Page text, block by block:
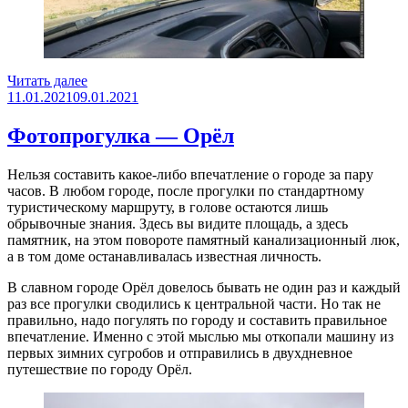
Читать далее«Гагарин
—
космонавта
Опубликовано
11.01.202109.01.2021
Фотопрогулка — Орёл
Нельзя составить какое-либо впечатление о городе за пару
часов. В любом городе, после прогулки по стандартному
туристическому маршруту, в голове остаются лишь
обрывочные знания. Здесь вы видите площадь, а здесь
памятник, на этом повороте памятный канализационный люк,
а в том доме останавливалась известная личность.
В славном городе Орёл довелось бывать не один раз и каждый
раз все прогулки сводились к центральной части. Но так не
правильно, надо погулять по городу и составить правильное
впечатление. Именно с этой мыслью мы откопали машину из
первых зимних сугробов и отправились в двухдневное
путешествие по городу Орёл.